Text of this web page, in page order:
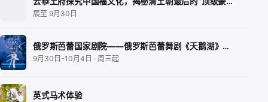
展至 9月30日
俄罗斯芭蕾国家剧院——俄罗斯芭蕾舞剧《天鹅湖》…
9月30日-10月4日 · 周三起
英式马术体验